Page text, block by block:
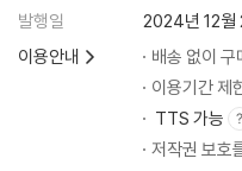
제3부. 피드백 받기
제9장. 경험이 많다고 전문가는
경험과 피드백의 힘을 보여주는
직감을 믿어야 할 때는 언제인
예측하기 어려운 환경을 다루
발행일
2024년 12월
이용안내
배송 없이 구
이용기간 제
TTS 가능
저작권 보호